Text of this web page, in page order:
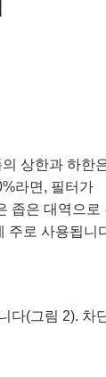
상한과 하한
라면, 필터가
좁은 대역으로
주로 사용됩니
다(그림 2). 차